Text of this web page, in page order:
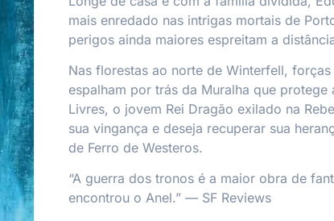
mais enredado nas intrigas mortais de
perigos ainda maiores espreitam a
Nas florestas ao norte de Winterfell,
espalham por trás da Muralha que protege
Livres, o jovem Rei Dragão exilado na
sua vingança e deseja recuperar sua
de Ferro de Westeros.
“A guerra dos tronos é a maior obra de
encontrou o Anel.” — SF Reviews